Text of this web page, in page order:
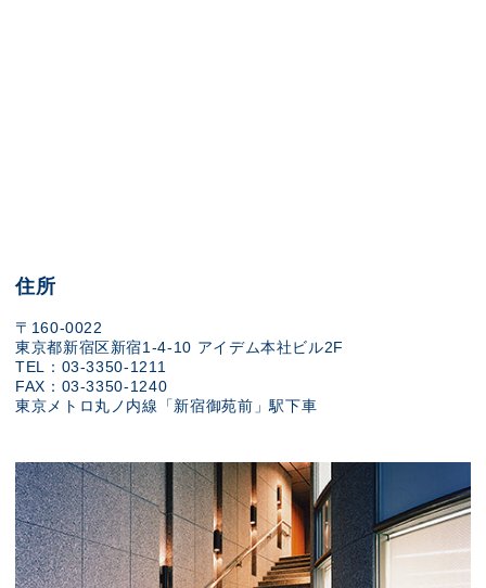
住所
〒160-0022
東京都新宿区新宿1-4-10 アイデム本社ビル2F
TEL：03-3350-1211
FAX：03-3350-1240
東京メトロ丸ノ内線「新宿御苑前」駅下車